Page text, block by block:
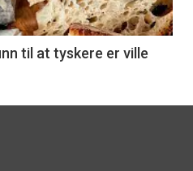
til at tyskere er ville